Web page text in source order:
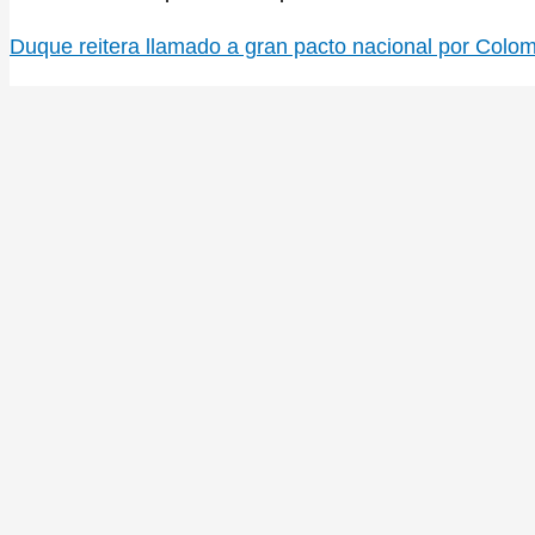
Duque reitera llamado a gran pacto nacional por